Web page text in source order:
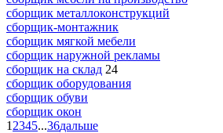
сборщик металлоконструкций
сборщик-монтажник
сборщик мягкой мебели
сборщик наружной рекламы
сборщик на склад 24
сборщик оборудования
сборщик обуви
сборщик окон
1 2345...36дальше